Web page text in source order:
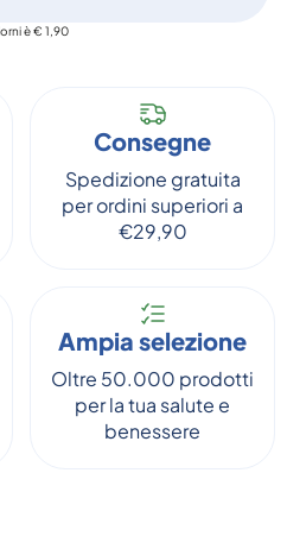
è € 1,90
Consegne
Spedizione gratuita
per ordini superiori a
€29,90
Ampia selezione
Oltre 50.000 prodotti
per la tua salute e
benessere